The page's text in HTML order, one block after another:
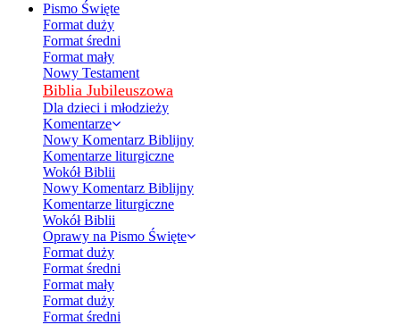
Pismo Święte
Format duży
Format średni
Format mały
Nowy Testament
Biblia Jubileuszowa
Dla dzieci i młodzieży
Komentarze
Nowy Komentarz Biblijny
Komentarze liturgiczne
Wokół Biblii
Nowy Komentarz Biblijny
Komentarze liturgiczne
Wokół Biblii
Oprawy na Pismo Święte
Format duży
Format średni
Format mały
Format duży
Format średni